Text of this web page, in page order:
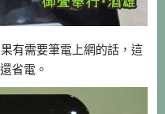
有需要筆電上網的話，這
省電。